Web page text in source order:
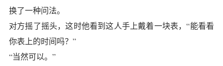
换了一种问法。
对方摇了摇头，这时他看到这人手上戴着一块表，“能看看
你表上的时间吗？”
“当然可以。”